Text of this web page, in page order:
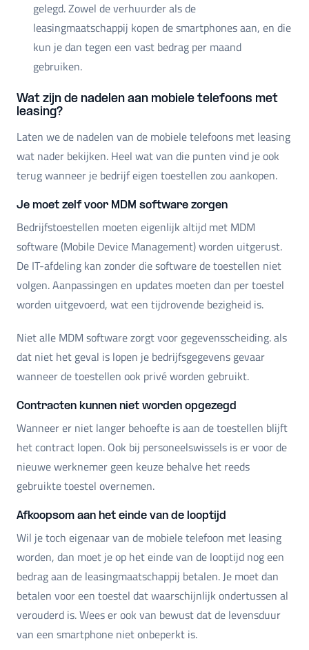
gelegd. Zowel de verhuurder als de
leasingmaatschappij kopen de smartphones aan, en die
kun je dan tegen een vast bedrag per maand
gebruiken.
Wat zijn de nadelen aan mobiele telefoons met
leasing?
Laten we de nadelen van de mobiele telefoons met leasing
wat nader bekijken. Heel wat van die punten vind je ook
terug wanneer je bedrijf eigen toestellen zou aankopen.
Je moet zelf voor MDM software zorgen
Bedrijfstoestellen moeten eigenlijk altijd met MDM
software (Mobile Device Management) worden uitgerust.
De IT-afdeling kan zonder die software de toestellen niet
volgen. Aanpassingen en updates moeten dan per toestel
worden uitgevoerd, wat een tijdrovende bezigheid is.
Niet alle MDM software zorgt voor gegevensscheiding. als
dat niet het geval is lopen je bedrijfsgegevens gevaar
wanneer de toestellen ook privé worden gebruikt.
Contracten kunnen niet worden opgezegd
Wanneer er niet langer behoefte is aan de toestellen blijft
het contract lopen. Ook bij personeelswissels is er voor de
nieuwe werknemer geen keuze behalve het reeds
gebruikte toestel overnemen.
Afkoopsom aan het einde van de looptijd
Wil je toch eigenaar van de mobiele telefoon met leasing
worden, dan moet je op het einde van de looptijd nog een
bedrag aan de leasingmaatschappij betalen. Je moet dan
betalen voor een toestel dat waarschijnlijk ondertussen al
verouderd is. Wees er ook van bewust dat de levensduur
van een smartphone niet onbeperkt is.